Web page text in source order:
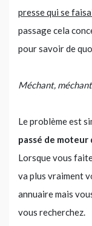
presse qui se
passage cela
pour savoir de
Méchant,
Le problème est
passé de
Lorsque vous
va plus vraiment
annuaire mais
vous recherchez.